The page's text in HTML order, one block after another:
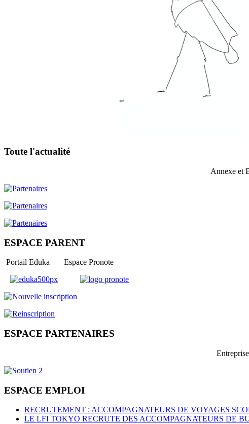
Toute l'actualité
Annexe et
ESPACE PARENT
Portail Eduka Espace Pronote
ESPACE PARTENAIRES
ESPACE EMPLOI
RECRUTEMENT : ACCOMPAGNATEURS DE VOYAGES
LE LFI TOKYO RECRUTE DES ACCOMPAGNATEURS DE